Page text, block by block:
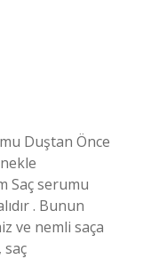
Duştan Önce
Saç serumu
. Bunun
ve nemli saça
saç